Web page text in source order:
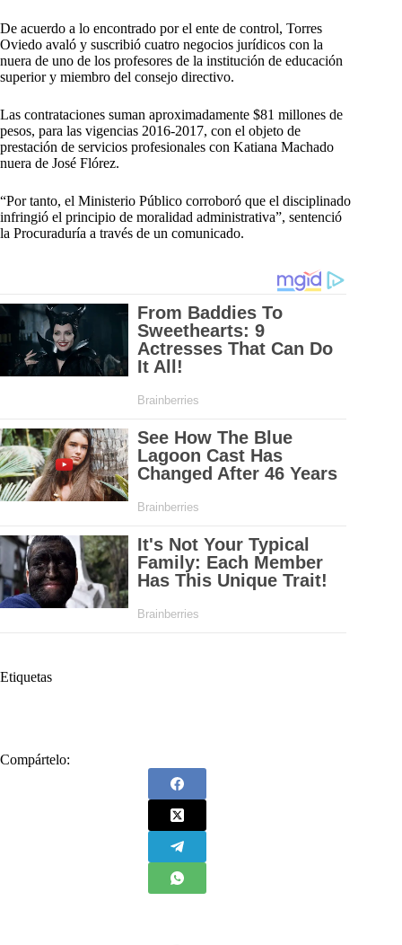
De acuerdo a lo encontrado por el ente de control, Torres
Oviedo avaló y suscribió cuatro negocios jurídicos con la
nuera de uno de los profesores de la institución de educación
superior y miembro del consejo directivo.
Las contrataciones suman aproximadamente $81 millones de
pesos, para las vigencias 2016-2017, con el objeto de
prestación de servicios profesionales con Katiana Machado
nuera de José Flórez.
“Por tanto, el Ministerio Público corroboró que el disciplinado
infringió el principio de moralidad administrativa”, sentenció
la Procuraduría a través de un comunicado.
Etiquetas
Compártelo: